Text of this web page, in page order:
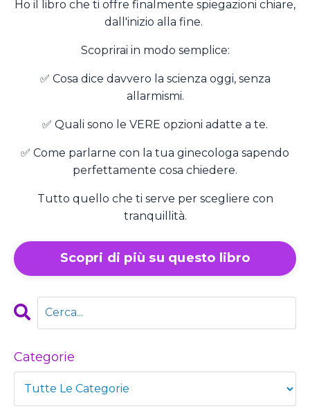
Ho il libro che ti offre finalmente spiegazioni chiare,
dall'inizio alla fine.
Scoprirai in modo semplice:
✅ Cosa dice davvero la scienza oggi, senza
allarmismi.
✅ Quali sono le VERE opzioni adatte a te.
✅ Come parlarne con la tua ginecologa sapendo
perfettamente cosa chiedere.
Tutto quello che ti serve per scegliere con
tranquillità.
Scopri di più su questo libro
Categorie